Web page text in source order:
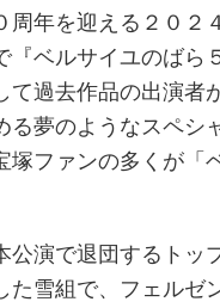
周年を迎える２０２
『ベルサイユのばら
て過去作品の出演者
る夢のようなスペシ
塚ファンの多くが「
公演で退団するトッ
た雪組で、フェルゼ